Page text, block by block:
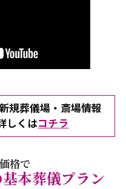
規葬儀場・斎場情報
しくはコチラ
格で
本葬儀プラン